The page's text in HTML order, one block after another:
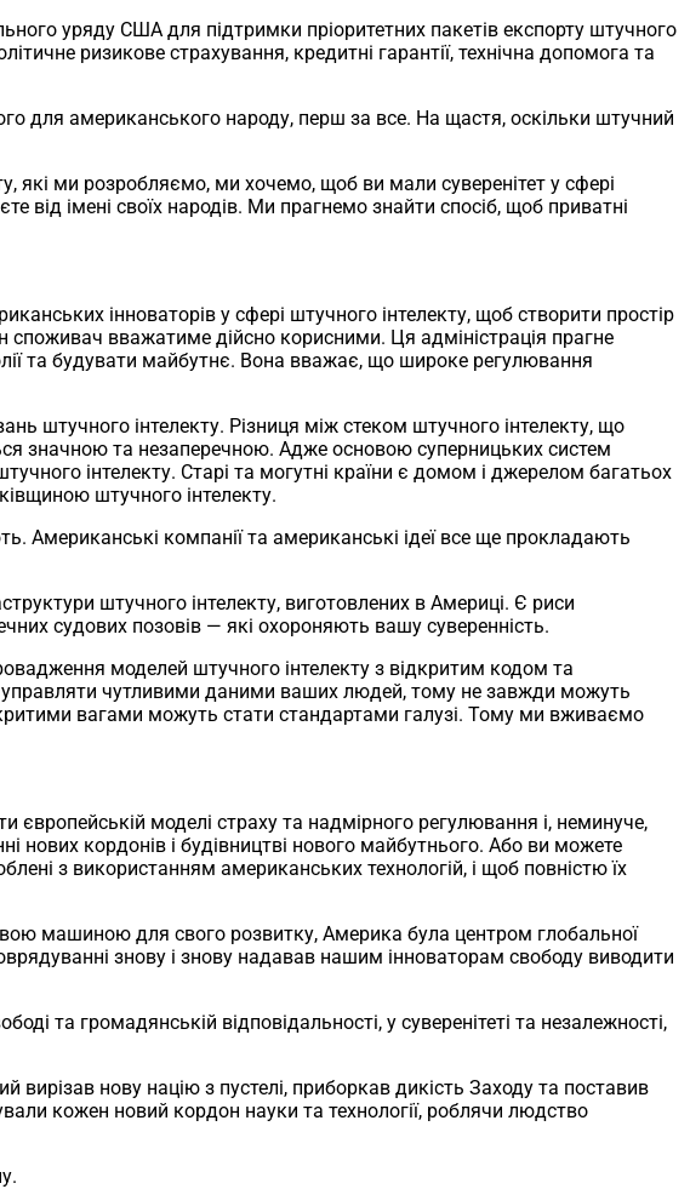
уряду США для підтримки пріоритетних пакетів експорту штучного
ризикове страхування, кредитні гарантії, технічна допомога та
для американського народу, перш за все. На щастя, оскільки штучний
які ми розробляємо, ми хочемо, щоб ви мали суверенітет у сфері
від імені своїх народів. Ми прагнемо знайти спосіб, щоб приватні
інноваторів у сфері штучного інтелекту, щоб створити простір
споживач вважатиме дійсно корисними. Ця адміністрація прагне
та будувати майбутнє. Вона вважає, що широке регулювання
штучного інтелекту. Різниця між стеком штучного інтелекту, що
значною та незаперечною. Адже основою суперницьких систем
інтелекту. Старі та могутні країни є домом і джерелом багатьох
штучного інтелекту.
Американські компанії та американські ідеї все ще прокладають
штучного інтелекту, виготовлених в Америці. Є риси
судових позовів — які охороняють вашу суверенність.
моделей штучного інтелекту з відкритим кодом та
управляти чутливими даними ваших людей, тому не завжди можуть
вагами можуть стати стандартами галузі. Тому ми вживаємо
моделі страху та надмірного регулювання і, неминуче,
нових кордонів і будівництві нового майбутнього. Або ви можете
з використанням американських технологій, і щоб повністю їх
машиною для свого розвитку, Америка була центром глобальної
знову і знову надавав нашим інноваторам свободу виводити
та громадянській відповідальності, у суверенітеті та незалежності,
вирізав нову націю з пустелі, приборкав дикість Заходу та поставив
кожен новий кордон науки та технології, роблячи людство